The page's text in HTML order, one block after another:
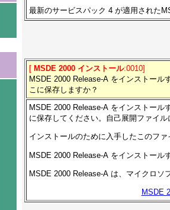
最新のサービスパック 4 が適用された
[ MSDE 2000 インストール:0010]
MSDE 2000 Release-A をインストー
こに保存しますか？
MSDE 2000 Release-A をインストール
に保存してください。自己展開ファイル
インストールのために入手したこのファ
MSDE 2000 Release-A をインストール
MSDE 2000 Release-A は、マイクロソ
MSDE